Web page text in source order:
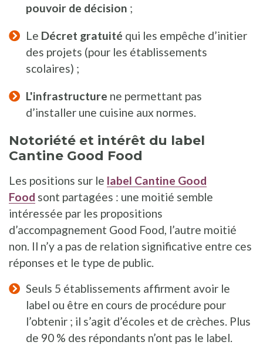
pouvoir de décision ;
Le Décret gratuité qui les empêche d’initier
des projets (pour les établissements
scolaires) ;
L'infrastructure ne permettant pas
d’installer une cuisine aux normes.
Notoriété et intérêt du label
Cantine Good Food
Les positions sur le label Cantine Good
Food sont partagées : une moitié semble
intéressée par les propositions
d’accompagnement Good Food, l’autre moitié
non. Il n’y a pas de relation significative entre ces
réponses et le type de public.
Seuls 5 établissements affirment avoir le
label ou être en cours de procédure pour
l’obtenir ; il s’agit d’écoles et de crèches. Plus
de 90 % des répondants n’ont pas le label.